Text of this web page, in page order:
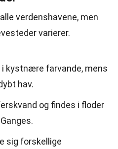
verdenshavene, men
varierer.
i kystnære farvande, mens
hav.
og findes i floder
sig forskellige